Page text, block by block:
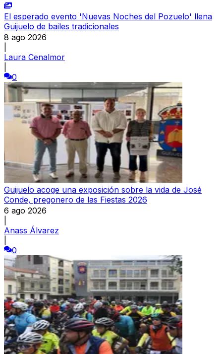
El esperado evento 'Nuevas Noches del Pozuelo' llena
Guijuelo de bailes tradicionales
8 ago 2026
Laura Cenalmor
0
Guijuelo acoge una exposición sobre la vida de José
Conde, pregonero de las Fiestas 2026
6 ago 2026
Anass Álvarez
0